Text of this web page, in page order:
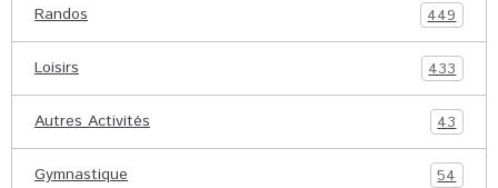
Randos 449
Loisirs 433
Autres Activités 43
Gymnastique 54